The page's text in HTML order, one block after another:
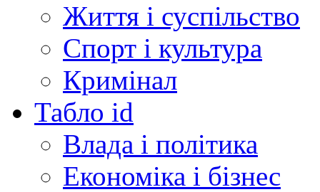
Життя і суспільство
Спорт і культура
Кримінал
Табло id
Влада і політика
Економіка і бізнес